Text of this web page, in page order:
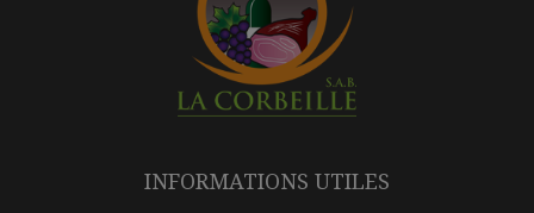
INFORMATIONS UTILES